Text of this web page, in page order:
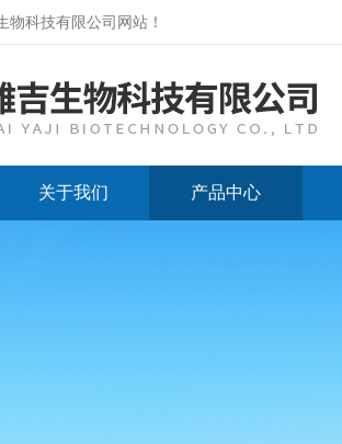
物科技有限公司网站 ！
关于我们 产品中心